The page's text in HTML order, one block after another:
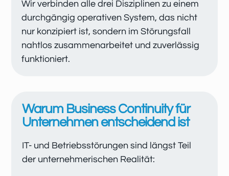
Wir verbinden alle drei Disziplinen zu einem
durchgängig operativen System, das nicht
nur konzipiert ist, sondern im Störungsfall
nahtlos zusammenarbeitet und zuverlässig
funktioniert.
Warum Business Continuity für
Unternehmen entscheidend ist
IT- und Betriebsstörungen sind längst Teil
der unternehmerischen Realität: